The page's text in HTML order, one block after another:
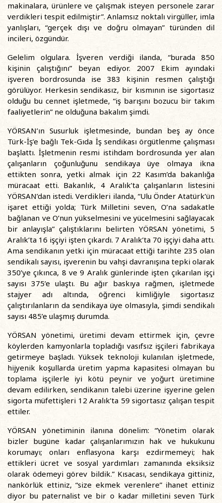
makinalara, ürünlere ve çalışmak isteyen personele zarar
verdikleri tespit edilmiştir”. Anlamsız noktalı virgüller, imla
yanlışları, “gerçek dışı ve doğru olmayan” türünden dil
incileri, özgündür.
Gelelim olgulara. İşveren verdiği ilanda, “burada 850
kişinin çalıştığını” beyan ediyor. 2007 Ekim ayındaki
işveren bordrosunda ise 383 kişinin resmen çalıştığı
görülüyor. Herkesin sendikasız, bir kısmının ise sigortasız
olduğu bu cennet işletmede, “iş barışını bozucu bir takım
faaliyetlerin” ne olduğuna bakalım şimdi.
YÖRSAN’ın Susurluk işletmesinde, bundan beş ay önce
Türk-İş’e bağlı Tek-Gıda İş sendikası örgütlenme çalışması
başlattı. İşletmenin resmi istihdam bordrosunda yer alan
çalışanların çoğunluğunu sendikaya üye olmaya ikna
ettikten sonra, yetki almak için 22 Kasım’da bakanlığa
müracaat etti. Bakanlık, 4 Aralık’ta çalışanların listesini
YÖRSAN’dan istedi. Verdikleri ilanda, “Ulu Önder Atatürk’ün
işaret ettiği yolda; Türk Milletini seven, O’na sadakatle
bağlanan ve O’nun yükselmesini ve yücelmesini sağlayacak
bir anlayışla” çalıştıklarını belirten YÖRSAN yönetimi, 5
Aralık’ta 16 işçiyi işten çıkardı. 7 Aralık’ta 70 işçiyi daha attı.
Ama sendikanın yetki için müracaat ettiği tarihte 235 olan
sendikalı sayısı, işverenin bu vahşi davranışına tepki olarak
350’ye çıkınca, 8 ve 9 Aralık günlerinde işten çıkarılan işçi
sayısı 375’e ulaştı. Bu ağır baskıya rağmen, işletmede
stajyer adı altında, öğrenci kimliğiyle sigortasız
çalıştırılanların da sendikaya üye olmasıyla, şimdi sendikalı
sayısı 485’e ulaşmış durumda.
YÖRSAN yönetimi, üretimi devam ettirmek için, çevre
köylerden kamyonlarla topladığı vasıfsız işçileri fabrikaya
getirmeye başladı. Yüksek teknoloji kulanılan işletmede,
hijyenik koşullarda üretim yapma kapasitesi olmayan bu
toplama işçilerle iyi kötü peynir ve yoğurt üretimine
devam edilirken, sendikanın talebi üzerine işyerine gelen
sigorta müfettişleri 12 Aralık’ta 59 sigortasız çalışan tespit
ettiler.
YÖRSAN yönetiminin ilanına dönelim: “Yönetim olarak
bizler bugüne kadar çalışanlarımızın hak ve hukukunu
korumayı; onları enflasyona karşı ezdirmemeyi; hak
ettikleri ücret ve sosyal yardımları zamanında eksiksiz
olarak ödemeyi görev bildik.” Kısacası, sendikaya gittiniz,
nankörlük ettiniz, “size ekmek verenlere” ihanet ettiniz
diyor bu paternalist ve bir o kadar milletini seven Türk